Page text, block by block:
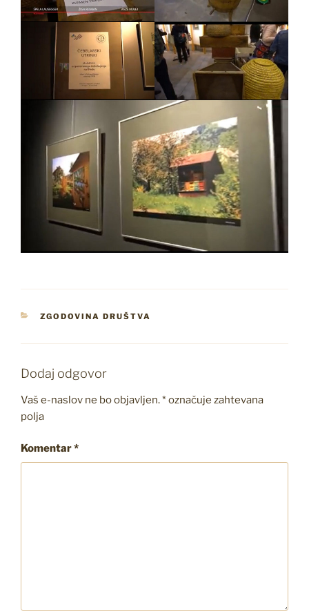
KATEGORIJE
ZGODOVINA DRUŠTVA
Dodaj odgovor
Vaš e-naslov ne bo objavljen.*označuje zahtevana
polja
Komentar*